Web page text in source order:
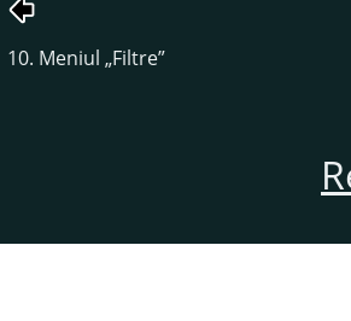
10. Meniul „Filtre”